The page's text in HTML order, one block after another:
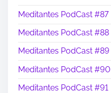
Meditantes PodCast #87
Meditantes PodCast #88
Meditantes PodCast #89
Meditantes PodCast #90
Meditantes PodCast #91